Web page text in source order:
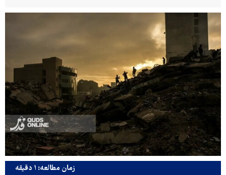
زمان مطالعه: ۱ دقیقه